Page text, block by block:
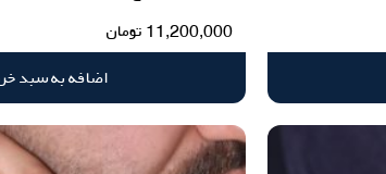
11,200,000 تومان
اضافه به سبد